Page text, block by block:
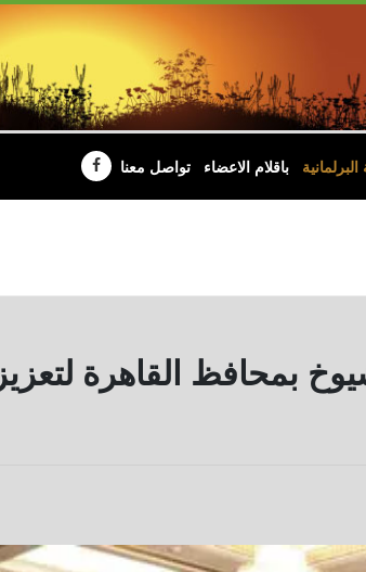
باقلام الاعضاء تواصل معنا
بمحافظ القاهرة لتعزيز